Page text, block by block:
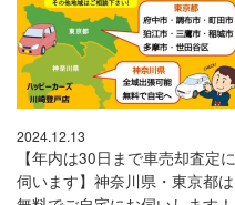
2024.12.13
【年内は30日まで車売却査定に
伺います】神奈川県・東京都は